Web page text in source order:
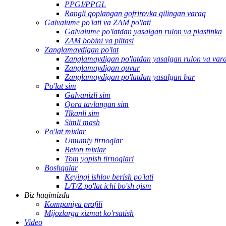
PPGI/PPGL
Rangli qoplangan gofrirovka qilingan varaq
Galvalume po'lati va ZAM po'lati
Galvalume po'latdan yasalgan rulon va plastinka
ZAM bobini va plitasi
Zanglamaydigan po'lat
Zanglamaydigan po'latdan yasalgan rulon va
Zanglamaydigan quvur
Zanglamaydigan po'latdan yasalgan bar
Po'lat sim
Galvanizli sim
Qora tavlangan sim
Tikanli sim
Simli mash
Po'lat mixlar
Umumiy tirnoqlar
Beton mixlar
Tom yopish tirnoqlari
Boshqalar
Keyingi ishlov berish po'lati
L/T/Z po'lat ichi bo'sh qism
Biz haqimizda
Kompaniya profili
Mijozlarga xizmat ko'rsatish
Video